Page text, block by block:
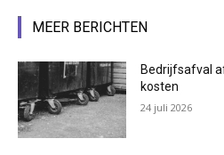
MEER BERICHTEN
Bedrijfsafval
kosten
24 juli 2026